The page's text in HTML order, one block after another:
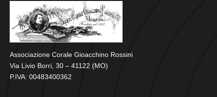
Associazione Corale Gioacchino Rossini
Via Livio Borri, 30 – 41122 (MO)
P.IVA: 00483400362